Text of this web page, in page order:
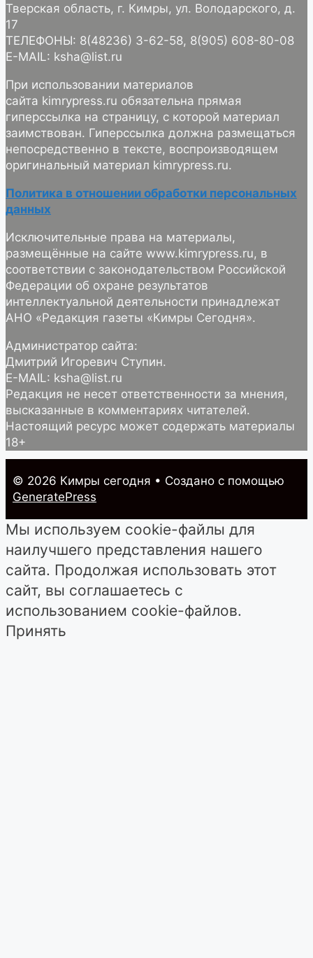
Тверская область, г. Кимры, ул. Володарского, д.
17
ТЕЛЕФОНЫ: 8(48236) 3-62-58, 8(905) 608-80-08
E-MAIL: ksha@list.ru
При использовании материалов
сайта kimrypress.ru обязательна прямая
гиперссылка на страницу, с которой материал
заимствован. Гиперссылка должна размещаться
непосредственно в тексте, воспроизводящем
оригинальный материал kimrypress.ru.
Политика в отношении обработки персональных
данных
Исключительные права на материалы,
размещённые на сайте www.kimrypress.ru, в
соответствии с законодательством Российской
Федерации об охране результатов
интеллектуальной деятельности принадлежат
АНО «Редакция газеты «Кимры Сегодня».
Администратор сайта:
Дмитрий Игоревич Ступин.
E-MAIL: ksha@list.ru
Редакция не несет ответственности за мнения,
высказанные в комментариях читателей.
Настоящий ресурс может содержать материалы
18+
© 2026 Кимры cегодня • Создано с помощью
GeneratePress
Мы используем cookie-файлы для
наилучшего представления нашего
сайта. Продолжая использовать этот
сайт, вы соглашаетесь с
использованием cookie-файлов.
Принять